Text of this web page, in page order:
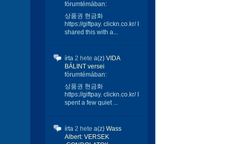
fórumtémában:
상품권 현금화
https://giftpay. clickn.co.kr/ I
shared this with a...
írta 2 hete a(z) VIDA
BÁLINT versei
fórumtémában:
상품권 현금화
https://giftpay. clickn.co.kr/ I
spent a few quiet ...
írta 2 hete a(z) Wass
Albert: VERSEK